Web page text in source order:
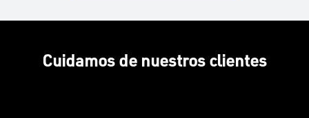
Cuidamos de nuestros clientes